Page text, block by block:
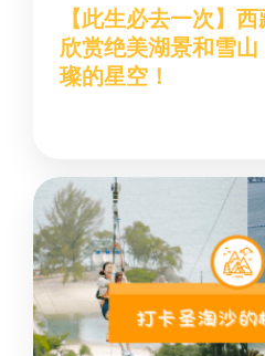
【此生必去一次】
欣赏绝美湖景和雪
璨的星空！